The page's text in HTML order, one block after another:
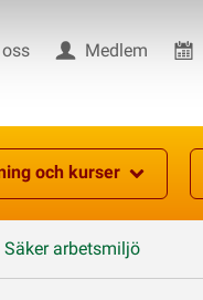
Medlem
och kurser
Säker arbetsmiljö